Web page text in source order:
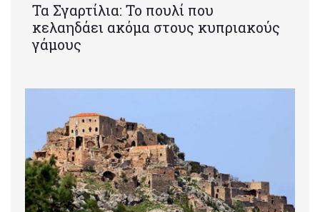
Τα Σγαρτίλια: Το πουλί που
κελαηδάει ακόμα στους κυπριακούς
γάμους